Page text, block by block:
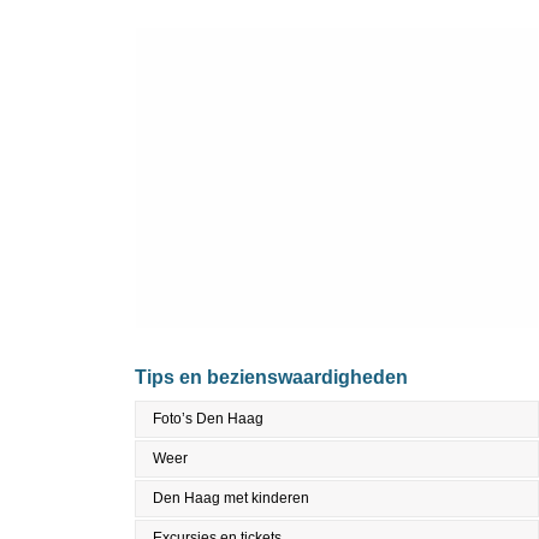
Tips en bezienswaardigheden
Foto’s Den Haag
Weer
Den Haag met kinderen